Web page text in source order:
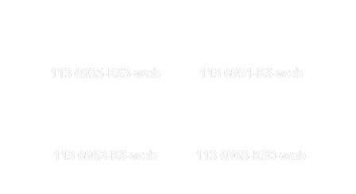
113 6935-KS3-web 113 6951-KS-web
113 6962-KS-web 113 6963-KS0-web